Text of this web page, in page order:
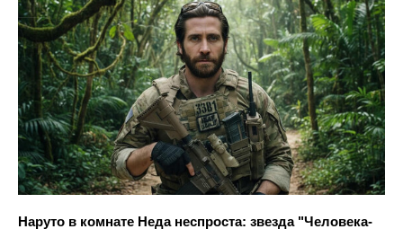
Наруто в комнате Неда неспроста: звезда "Человека-